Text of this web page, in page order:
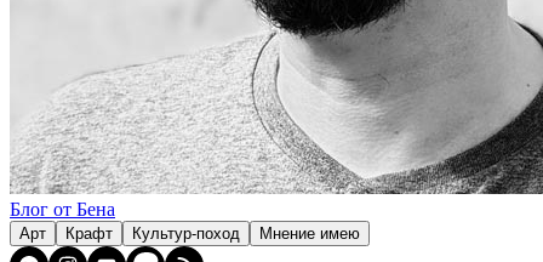
Блог от Бена
Арт Крафт Культур-поход Мнение имею